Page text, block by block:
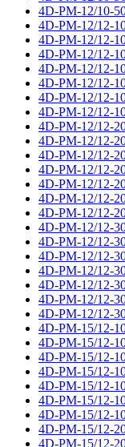
4D-PM-12/10-
4D-PM-12/12-
4D-PM-12/12-
4D-PM-12/12-
4D-PM-12/12-
4D-PM-12/12-
4D-PM-12/12-
4D-PM-12/12-
4D-PM-12/12-
4D-PM-12/12-
4D-PM-12/12-
4D-PM-12/12-
4D-PM-12/12-
4D-PM-12/12-
4D-PM-12/12-
4D-PM-12/12-
4D-PM-12/12-
4D-PM-12/12-
4D-PM-12/12-
4D-PM-12/12-
4D-PM-12/12-
4D-PM-12/12-
4D-PM-15/12-
4D-PM-15/12-
4D-PM-15/12-
4D-PM-15/12-
4D-PM-15/12-
4D-PM-15/12-
4D-PM-15/12-
4D-PM-15/12-
4D-PM-15/12-